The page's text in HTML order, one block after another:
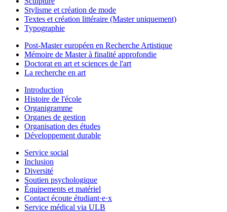
Stylisme et création de mode
Textes et création littéraire (Master uniquement)
Typographie
Post-Master européen en Recherche Artistique
Mémoire de Master à finalité approfondie
Doctorat en art et sciences de l'art
La recherche en art
Introduction
Histoire de l'école
Organigramme
Organes de gestion
Organisation des études
Développement durable
Service social
Inclusion
Diversité
Soutien psychologique
Équipements et matériel
Contact écoute étudiant·e·x
Service médical via ULB